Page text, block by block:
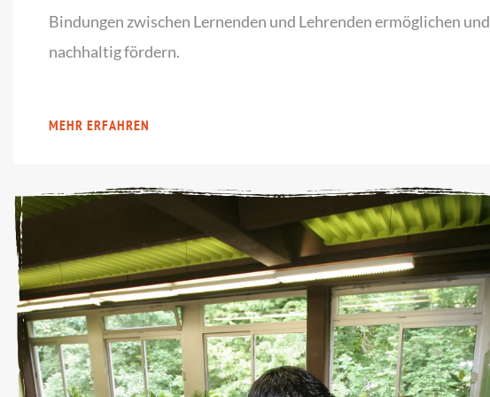
Bindungen zwischen Lernenden und Lehrenden ermöglichen und
nachhaltig fördern.
MEHR ERFAHREN